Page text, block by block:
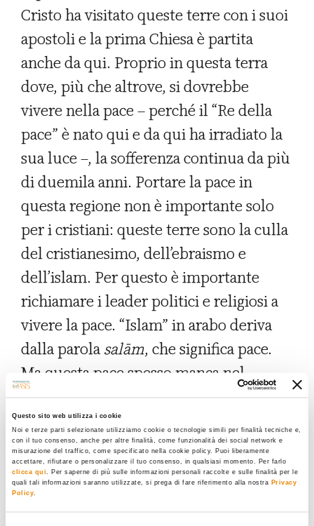
Questo sito web utilizza i cookie
Noi e terze parti selezionate utilizziamo cookie o tecnologie simili per finalità tecniche e,
con il tuo consenso, anche per altre finalità, come funzionalità dei social network e
misurazione del traffico, come specificato nella cookie policy. Puoi liberamente
accettare, rifiutare o personalizzare il tuo consenso, in qualsiasi momento. Per farlo
clicca qui
. Per saperne di più sulle informazioni personali raccolte e sulle finalità per le
quali tali informazioni saranno utilizzate, si prega di fare riferimento alla nostra Privacy
Policy
Cristo ha visitato queste terre con i suoi
apostoli e la prima Chiesa è partita
anche da qui. Proprio in questa terra
dove, più che altrove, si dovrebbe
vivere nella pace – perché il “Re della
pace” è nato qui e da qui ha irradiato la
sua luce –, la sofferenza continua da più
di duemila anni. Portare la pace in
questa regione non è importante solo
per i cristiani: queste terre sono la culla
del cristianesimo, dell’ebraismo e
dell’islam. Per questo è importante
richiamare i leader politici e religiosi a
vivere la pace. “Islam” in arabo deriva
dalla parolasalām, che significa pace.
Ma questa pace spesso manca nel
mondo musulmano a causa del
fondamentalismo, che rifiuta e stermina
le popolazioni, che uccide il diverso. E
manca anche a causa del
fondamentalismo ebraico, che non